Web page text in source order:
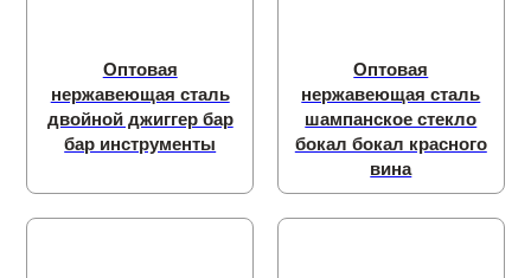
Оптовая
нержавеющая сталь
двойной джиггер бар
бар инструменты
Оптовая
нержавеющая сталь
шампанское стекло
бокал бокал красного
вина